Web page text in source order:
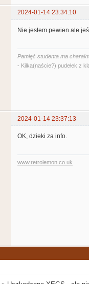
2024-01-14 23:34:10
Nie jestem pewien ale
Pamięć studenta ma
- Kilka(naście?) pudełek z
2024-01-14 23:37:13
OK, dzieki za info.
www.retrolemon.co.uk